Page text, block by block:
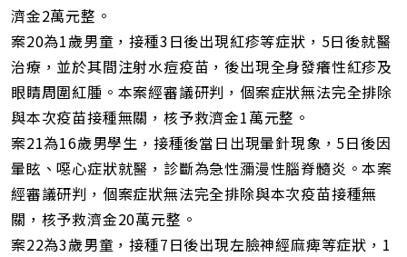
濟金2萬元整。
案20為1歲男童，接種3日後出現紅疹等症狀，5日後就醫
治療，並於其間注射水痘疫苗，後出現全身發癢性紅疹及
眼睛周圍紅腫。本案經審議研判，個案症狀無法完全排除
與本次疫苗接種無關，核予救濟金1萬元整。
案21為16歲男學生，接種後當日出現暈針現象，5日後因
暈眩、噁心症狀就醫，診斷為急性瀰漫性腦脊髓炎。本案
經審議研判，個案症狀無法完全排除與本次疫苗接種無
關，核予救濟金20萬元整。
案22為3歲男童，接種7日後出現左臉神經麻痺等症狀，1